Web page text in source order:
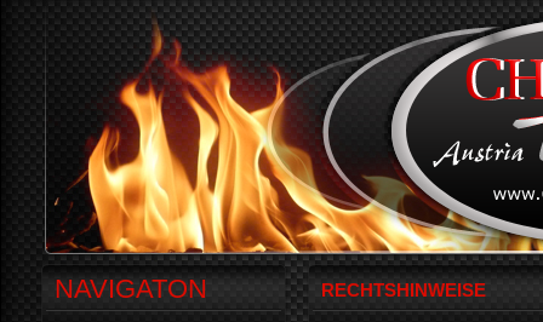
RECHTSHINWEISE
NAVIGATON